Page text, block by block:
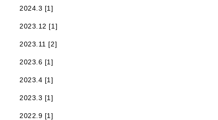
2024.3 [1]
2023.12 [1]
2023.11 [2]
2023.6 [1]
2023.4 [1]
2023.3 [1]
2022.9 [1]